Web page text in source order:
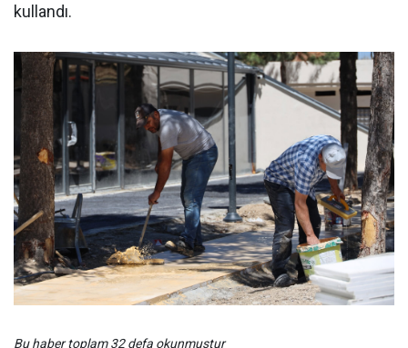
kullandı.
Bu haber toplam 32 defa okunmuştur